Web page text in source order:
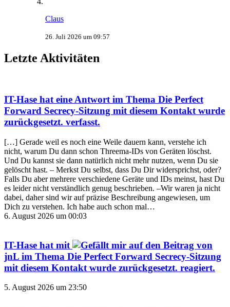
Claus
26. Juli 2026 um 09:57
Letzte Aktivitäten
IT-Hase hat eine Antwort im Thema Die Perfect
Forward Secrecy-Sitzung mit diesem Kontakt wurde
zurückgesetzt. verfasst.
[…] Gerade weil es noch eine Weile dauern kann, verstehe ich
nicht, warum Du dann schon Threema-IDs von Geräten löschst.
Und Du kannst sie dann natürlich nicht mehr nutzen, wenn Du sie
gelöscht hast. – Merkst Du selbst, dass Du Dir widersprichst, oder?
Falls Du aber mehrere verschiedene Geräte und IDs meinst, hast Du
es leider nicht verständlich genug beschrieben. –Wir waren ja nicht
dabei, daher sind wir auf präzise Beschreibung angewiesen, um
Dich zu verstehen. Ich habe auch schon mal…
6. August 2026 um 00:03
IT-Hase hat mit
auf den Beitrag von
jnL im Thema Die Perfect Forward Secrecy-Sitzung
mit diesem Kontakt wurde zurückgesetzt. reagiert.
5. August 2026 um 23:50